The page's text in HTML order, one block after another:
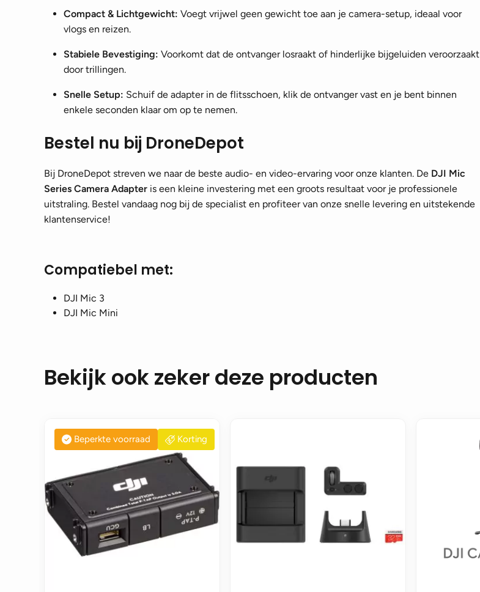
Compact & Lichtgewicht: Voegt vrijwel geen gewicht toe aan je camera-setup, ideaal voor
vlogs en reizen.
Stabiele Bevestiging: Voorkomt dat de ontvanger losraakt of hinderlijke bijgeluiden veroorzaakt
door trillingen.
Snelle Setup: Schuif de adapter in de flitsschoen, klik de ontvanger vast en je bent binnen
enkele seconden klaar om op te nemen.
Bestel nu bij DroneDepot
Bij DroneDepot streven we naar de beste audio- en video-ervaring voor onze klanten. De DJI Mic
Series Camera Adapter is een kleine investering met een groots resultaat voor je professionele
uitstraling. Bestel vandaag nog bij de specialist en profiteer van onze snelle levering en uitstekende
klantenservice!
Compatiebel met:
DJI Mic 3
DJI Mic Mini
Bekijk ook zeker deze producten
Beperkte voorraad Korting